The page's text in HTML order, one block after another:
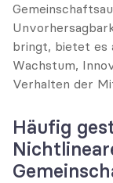
bringt, bietet es
Wachstum,
Verhalten der
Häufig